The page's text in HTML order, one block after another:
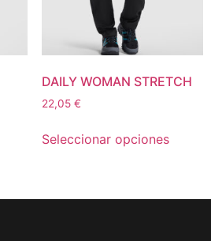
DAILY WOMAN STRETCH
22,05 €
Seleccionar opciones